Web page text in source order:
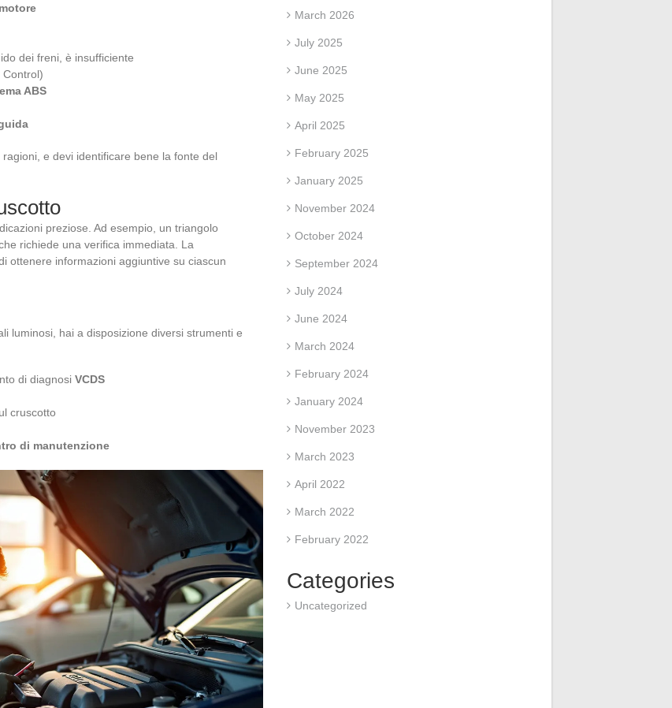
dei freni, è insufficiente
Control)
ABS
e devi identificare bene la fonte del
preziose. Ad esempio, un triangolo
richiede una verifica immediata. La
ottenere informazioni aggiuntive su ciascun
luminosi, hai a disposizione diversi strumenti e
di diagnosi VCDS
cruscotto
di manutenzione
March 2026
July 2025
June 2025
May 2025
April 2025
February 2025
January 2025
November 2024
October 2024
September 2024
July 2024
June 2024
March 2024
February 2024
January 2024
November 2023
March 2023
April 2022
March 2022
February 2022
Categories
Uncategorized